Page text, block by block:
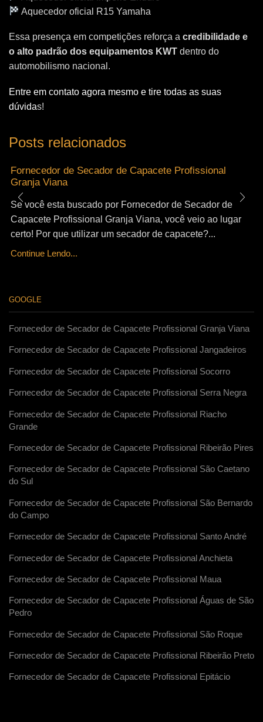
Aquecedor oficial R15 Yamaha
Essa presença em competições reforça a credibilidade e
o alto padrão dos equipamentos KWT dentro do
automobilismo nacional.
Entre em contato agora mesmo e tire todas as suas
dúvidas!
Posts relacionados
Fornecedor de Secador de Capacete Profissional
Granja Viana
Se você esta buscado por Fornecedor de Secador de
Capacete Profissional Granja Viana, você veio ao lugar
certo! Por que utilizar um secador de capacete?...
Continue Lendo...
GOOGLE
Fornecedor de Secador de Capacete Profissional Granja Viana
Fornecedor de Secador de Capacete Profissional Jangadeiros
Fornecedor de Secador de Capacete Profissional Socorro
Fornecedor de Secador de Capacete Profissional Serra Negra
Fornecedor de Secador de Capacete Profissional Riacho
Grande
Fornecedor de Secador de Capacete Profissional Ribeirão Pires
Fornecedor de Secador de Capacete Profissional São Caetano
do Sul
Fornecedor de Secador de Capacete Profissional São Bernardo
do Campo
Fornecedor de Secador de Capacete Profissional Santo André
Fornecedor de Secador de Capacete Profissional Anchieta
Fornecedor de Secador de Capacete Profissional Maua
Fornecedor de Secador de Capacete Profissional Águas de São
Pedro
Fornecedor de Secador de Capacete Profissional São Roque
Fornecedor de Secador de Capacete Profissional Ribeirão Preto
Fornecedor de Secador de Capacete Profissional Epitácio